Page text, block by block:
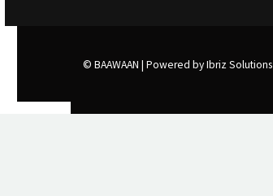
© BAAWAAN | Powered by Ibriz Solutions